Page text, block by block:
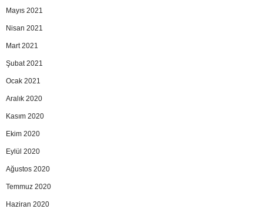
Mayıs 2021
Nisan 2021
Mart 2021
Şubat 2021
Ocak 2021
Aralık 2020
Kasım 2020
Ekim 2020
Eylül 2020
Ağustos 2020
Temmuz 2020
Haziran 2020